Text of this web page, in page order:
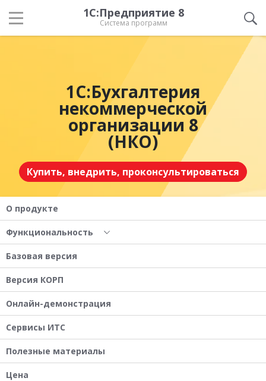
1С:Предприятие 8
Система программ
1С:Бухгалтерия
некоммерческой
организации 8
(НКО)
Купить, внедрить, проконсультироваться
О продукте
Функциональность
Базовая версия
Версия КОРП
Онлайн-демонстрация
Сервисы ИТС
Полезные материалы
Цена